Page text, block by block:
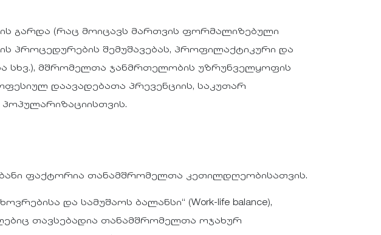
გარდა (რაც მოიცავს მართვის ფორმალიზებული
პროცედურების შემუშავებას, პროფილაქტიკური და
სხვ.), მშრომელთა ჯანმრთელობის უზრუნველყოფის
დაავადებათა პრევენციის, საკუთარ
ფაქტორია თანამშრომელთა კეთილდღეობისათვის.
და სამუშაოს ბალანსი“ (Work-life balance),
თავსებადია თანამშრომელთა ოჯახურ